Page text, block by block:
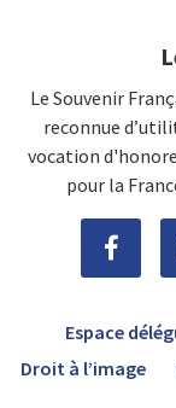
Le Souvenir
reconnue
vocation
pour la
Espace
Droit à l’image